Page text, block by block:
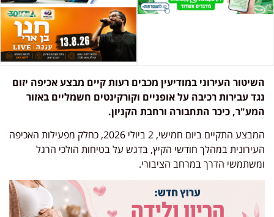
השיטור העירוני במודיעין מכבים רעות קיים מבצע אכיפה יזום
נגד עבירות רכיבה על אופניים וקורקינטים חשמליים באזור
המע"ר, כיכר התחבורה ורחבת הקניון.
המבצע התקיים ביום חמישי, 2 ביולי 2026, כחלק מפעילות האכיפה
העירונית במהלך חודשי הקיץ, בדגש על בטיחות הולכי הרגל
ומשתמשי הדרך במרחב הציבורי.